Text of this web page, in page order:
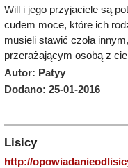
Will i jego przyjaciele są
cudem moce, które ich
musieli stawić czoła
przerażającym osobą z
Autor: Patyy
Dodano: 25-01-2016
Lisicy
http://